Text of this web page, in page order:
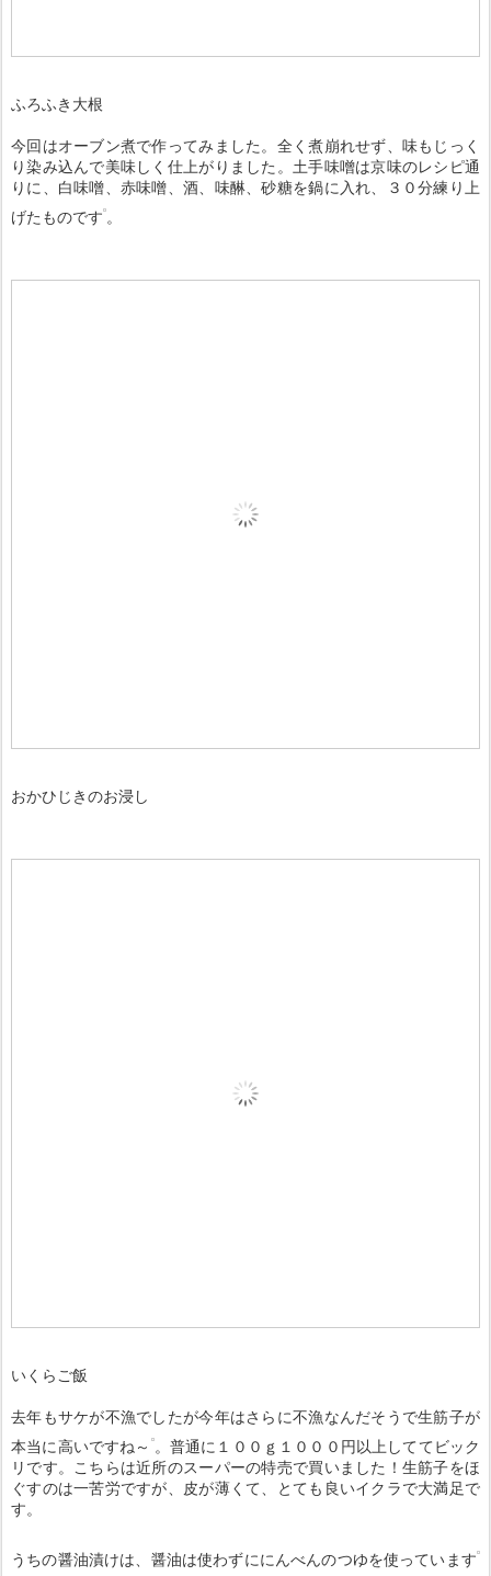
ふろふき大根
今回はオーブン煮で作ってみました。全く煮崩れせず、味もじっく
り染み込んで美味しく仕上がりました。土手味噌は京味のレシピ通
りに、白味噌、赤味噌、酒、味醂、砂糖を鍋に入れ、３０分練り上
げたものです 。
おかひじきのお浸し
いくらご飯
去年もサケが不漁でしたが今年はさらに不漁なんだそうで生筋子が
本当に高いですね～ 。普通に１００ｇ１０００円以上しててビック
リです。こちらは近所のスーパーの特売で買いました！生筋子をほ
ぐすのは一苦労ですが、皮が薄くて、とても良いイクラで大満足で
す。
うちの醤油漬けは、醤油は使わずににんべんのつゆを使っています